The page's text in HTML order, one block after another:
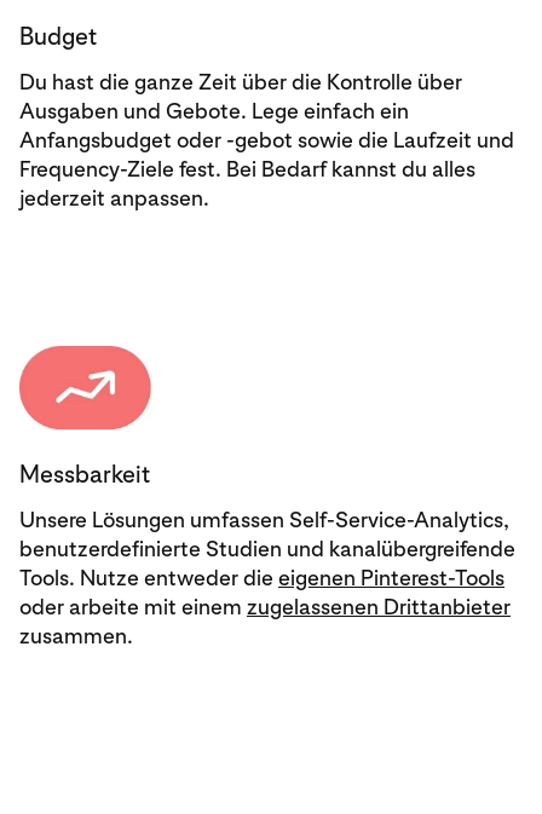
Budget
Du hast die ganze Zeit über die Kontrolle über
Ausgaben und Gebote. Lege einfach ein
Anfangsbudget oder ‑gebot sowie die Laufzeit und
Frequency-Ziele fest. Bei Bedarf kannst du alles
jederzeit anpassen.
Messbarkeit
Unsere Lösungen umfassen Self-Service-Analytics,
benutzerdefinierte Studien und kanalübergreifende
Tools. Nutze entweder die eigenen Pinterest-Tools
oder arbeite mit einem zugelassenen Drittanbieter
zusammen.